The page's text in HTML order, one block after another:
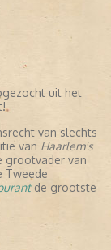
uit het
van slechts
van Haarlem's
grootvader van
Tweede
de grootste